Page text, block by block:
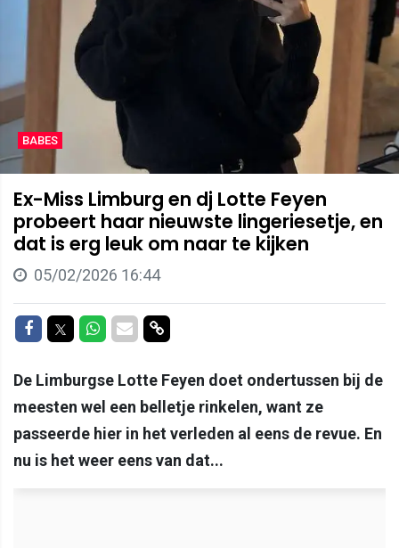
BABES
Ex-Miss Limburg en dj Lotte Feyen
probeert haar nieuwste lingeriesetje, en
dat is erg leuk om naar te kijken
05/02/2026 16:44
Delen op Facebook
Delen op Twitter
Delen op Whatsapp
Delen via Mail
Delen via link
De Limburgse Lotte Feyen doet ondertussen bij de
meesten wel een belletje rinkelen, want ze
passeerde hier in het verleden al eens de revue. En
nu is het weer eens van dat...